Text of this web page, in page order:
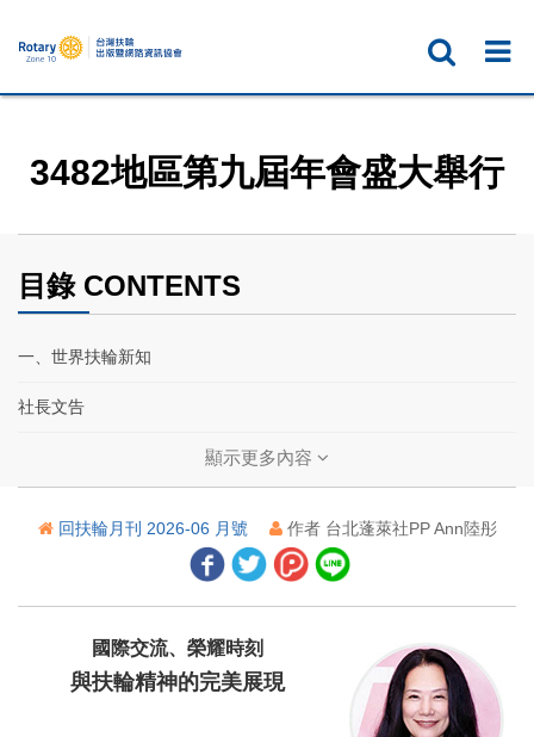
3482地區第九屆年會盛大舉行
目錄 CONTENTS
一、世界扶輪新知
社長文告
扶輪基金會保管委員會主席文告
2026年4月國際扶輪理事會會議摘要
2026年4月扶輪基金會保管委員會會議摘要
世界各地採取行動的人
2026年扶輪攝影獎平凡中的不平凡今年扶輪攝影獎的作品超越凡俗
顯示更多內容
回扶輪月刊 2026-06 月號 作者 台北蓬萊社PP Ann陸彤
國際交流、榮耀時刻
與扶輪精神的完美展現